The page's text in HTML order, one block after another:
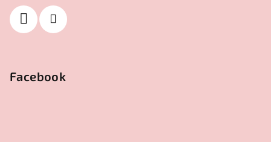
Facebook